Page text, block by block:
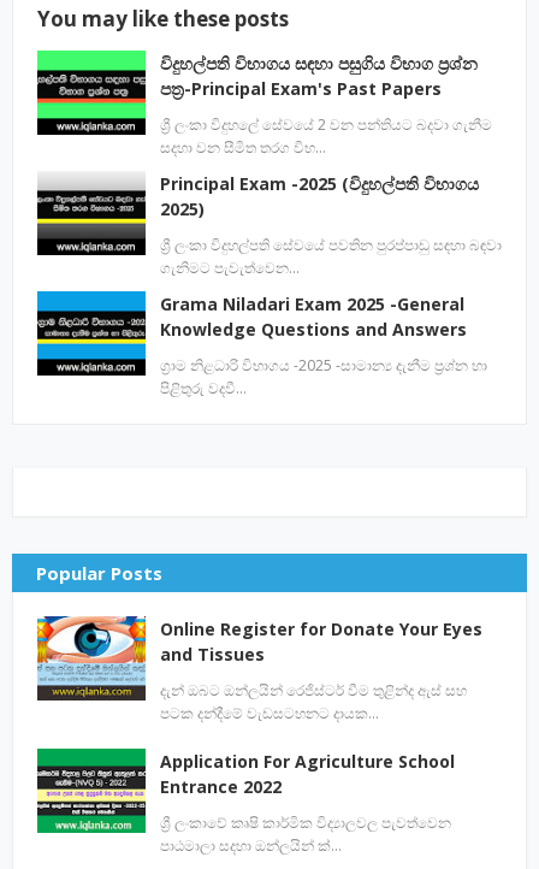
You may like these posts
විදුහල්පති විභාගය සඳහා පසුගිය විභාග ප්‍රශ්න
පත්‍ර-Principal Exam's Past Papers
ශ්‍රී ලංකා විදුහලේ සේවයේ 2 වන පන්තියට බදවා ගැනීම
සදහා වන සීමිත තරග විභ…
Principal Exam -2025 (විදුහල්පති විභාගය
2025)
ශ්‍රී ලංකා විදුහල්පති සේවයේ පවතින පුරප්පාඩු සඳහා බඳවා
ගැනිමට පැවැත්වෙන…
Grama Niladari Exam 2025 -General
Knowledge Questions and Answers
ග්‍රාම නිළධාරි විභාගය -2025 -සාමාන්‍ය දැනීම ප්‍රශ්න හා
පිළිතුරු වදවී…
Popular Posts
Online Register for Donate Your Eyes
and Tissues
දැන් ඔබට ඔන්ලයින් රෙජිස්ටර් වීම තුළින්ද ඇස් සහ
පටක දන්දීමේ වැඩසටහනට දායක…
Application For Agriculture School
Entrance 2022
ශ්‍රී ලංකාවේ කෘෂි කාර්මික විද්‍යාලවල පැවත්වෙන
පාඨමාලා සදහා ඔන්ලයින් ක්…